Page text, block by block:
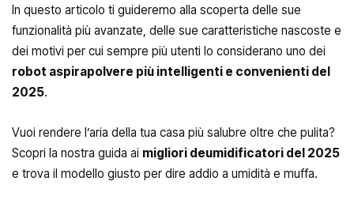
In questo articolo ti guideremo alla scoperta delle sue
funzionalità più avanzate, delle sue caratteristiche nascoste e
dei motivi per cui sempre più utenti lo considerano uno dei
robot aspirapolvere più intelligenti e convenienti del
2025.
Vuoi rendere l’aria della tua casa più salubre oltre che pulita?
Scopri la nostra guida ai migliori deumidificatori del 2025
e trova il modello giusto per dire addio a umidità e muffa.